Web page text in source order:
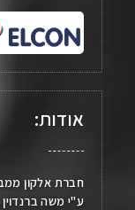
אודות:
ע"י משה